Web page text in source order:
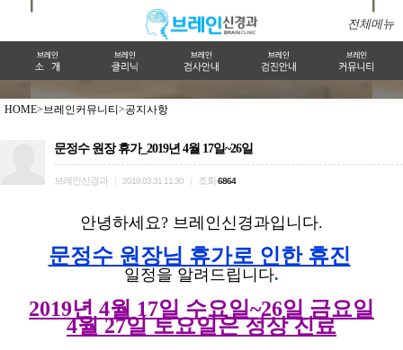
전체메뉴
HOME>브레인커뮤니티>공지사항
문정수 원장 휴가_2019년 4월 17일~26일
브레인신경과 2019.03.31 11:30 조회 6864
안녕하세요? 브레인신경과입니다.
문정수 원장님 휴가로 인한 휴진
일정을 알려드립니다.
2019년 4월 17일 수요일~26일 금요일
4월 27일 토요일은 정상 진료